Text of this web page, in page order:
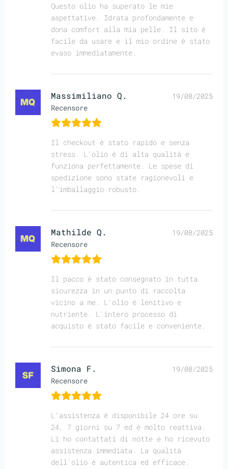
Questo olio ha superato le mie
aspettative. Idrata profondamente e
dona comfort alla mia pelle. Il sito è
facile da usare e il mio ordine è stato
evaso immediatamente.
Massimiliano Q.
Recensore
19/08/2025
Il checkout è stato rapido e senza
stress. L'olio è di alta qualità e
funziona perfettamente. Le spese di
spedizione sono state ragionevoli e
l'imballaggio robusto.
Mathilde Q.
Recensore
19/08/2025
Il pacco è stato consegnato in tutta
sicurezza in un punto di raccolta
vicino a me. L'olio è lenitivo e
nutriente. L'intero processo di
acquisto è stato facile e conveniente.
Simona F.
Recensore
19/08/2025
L'assistenza è disponibile 24 ore su
24, 7 giorni su 7 ed è molto reattiva.
Li ho contattati di notte e ho ricevuto
assistenza immediata. La qualità
dell'olio è autentica ed efficace.